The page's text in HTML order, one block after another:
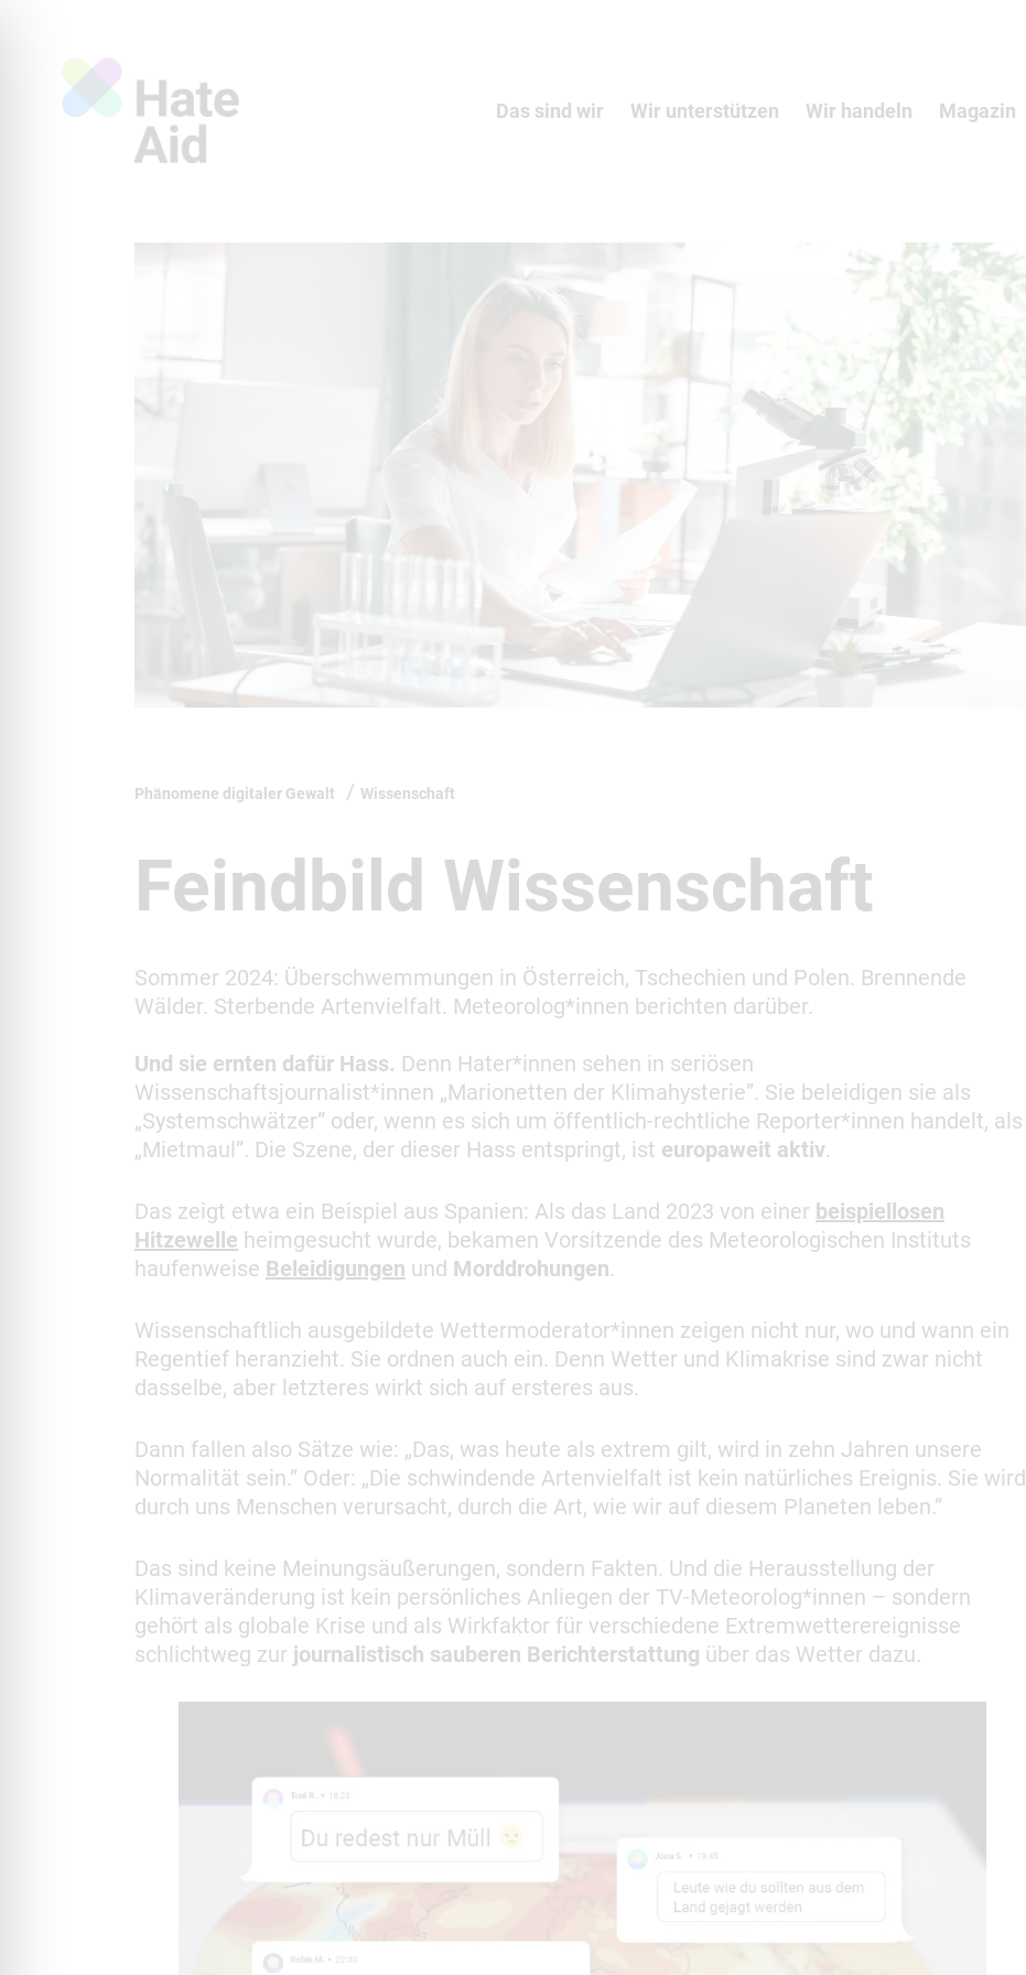
Das sind wir Wir unterstützen Wir handeln Magazin
Phänomene digitaler Gewalt Wissenschaft
Feindbild Wissenschaft
Sommer 2024: Überschwemmungen in Österreich, Tschechien und Polen. Brennende
Wälder. Sterbende Artenvielfalt. Meteorolog*innen berichten darüber.
Und sie ernten dafür Hass. Denn Hater*innen sehen in seriösen
Wissenschaftsjournalist*innen „Marionetten der Klimahysterie”. Sie beleidigen sie als
„Systemschwätzer” oder, wenn es sich um öffentlich-rechtliche Reporter*innen handelt, als
„Mietmaul”. Die Szene, der dieser Hass entspringt, ist europaweit aktiv.
Das zeigt etwa ein Beispiel aus Spanien: Als das Land 2023 von einer beispiellosen
Hitzewelle heimgesucht wurde, bekamen Vorsitzende des Meteorologischen Instituts
haufenweise Beleidigungen und Morddrohungen.
Wissenschaftlich ausgebildete Wettermoderator*innen zeigen nicht nur, wo und wann ein
Regentief heranzieht. Sie ordnen auch ein. Denn Wetter und Klimakrise sind zwar nicht
dasselbe, aber letzteres wirkt sich auf ersteres aus.
Dann fallen also Sätze wie: „Das, was heute als extrem gilt, wird in zehn Jahren unsere
Normalität sein.” Oder: „Die schwindende Artenvielfalt ist kein natürliches Ereignis. Sie wird
durch uns Menschen verursacht, durch die Art, wie wir auf diesem Planeten leben.”
Das sind keine Meinungsäußerungen, sondern Fakten. Und die Herausstellung der
Klimaveränderung ist kein persönliches Anliegen der TV-Meteorolog*innen – sondern
gehört als globale Krise und als Wirkfaktor für verschiedene Extremwetterereignisse
schlichtweg zur journalistisch sauberen Berichterstattung über das Wetter dazu.